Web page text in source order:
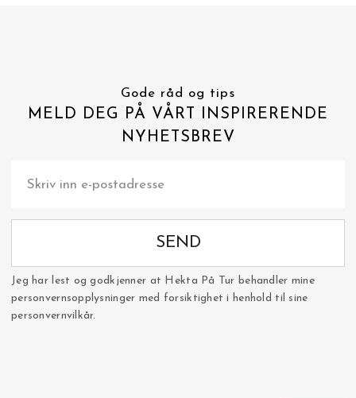
Gode råd og tips
MELD DEG PÅ VÅRT INSPIRERENDE
NYHETSBREV
SEND
Jeg har lest og godkjenner at Hekta På Tur behandler mine
personvernsopplysninger med forsiktighet i henhold til sine
personvernvilkår.